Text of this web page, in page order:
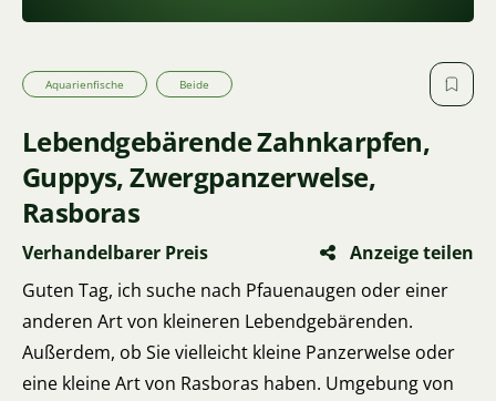
Aquarienfische Beide
Lebendgebärende Zahnkarpfen,
Guppys, Zwergpanzerwelse,
Rasboras
Verhandelbarer Preis
Anzeige teilen
Guten Tag, ich suche nach Pfauenaugen oder einer
anderen Art von kleineren Lebendgebärenden.
Außerdem, ob Sie vielleicht kleine Panzerwelse oder
eine kleine Art von Rasboras haben. Umgebung von